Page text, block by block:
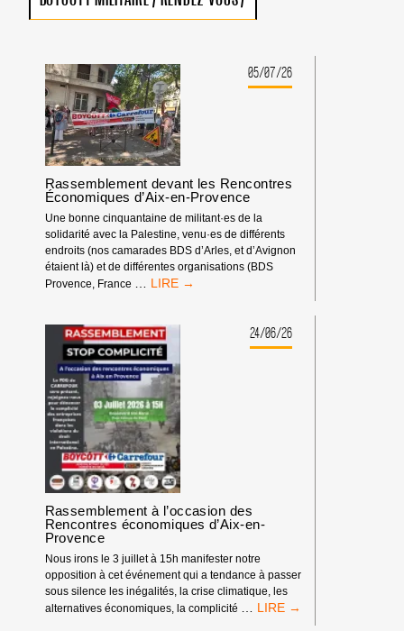
05/07/26
Rassemblement devant les Rencontres
Économiques d’Aix-en-Provence
Une bonne cinquantaine de militant·es de la
solidarité avec la Palestine, venu·es de différents
endroits (nos camarades BDS d’Arles, et d’Avignon
étaient là) et de différentes organisations (BDS
Provence, France … RASSEMBLEMENT
RENCONTRES
ÉCONOMIQUES
D’AIX-
EN-
PROVENCE
24/06/26
Rassemblement à l’occasion des
Rencontres économiques d’Aix-en-
Provence
Nous irons le 3 juillet à 15h manifester notre
opposition à cet événement qui a tendance à passer
sous silence les inégalités, la crise climatique, les
alternatives économiques, la complicité
RASSEMBLEMENT